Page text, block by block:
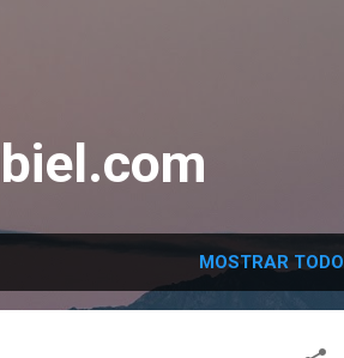
MOSTRAR TODO